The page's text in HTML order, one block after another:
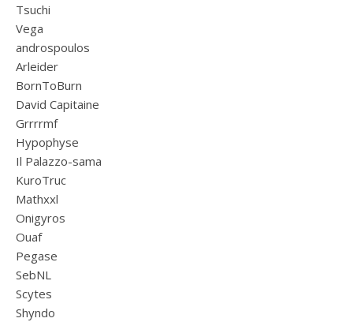
Tsuchi
Vega
androspoulos
Arleider
BornToBurn
David Capitaine
Grrrrmf
Hypophyse
Il Palazzo-sama
KuroTruc
Mathxxl
Onigyros
Ouaf
Pegase
SebNL
Scytes
Shyndo